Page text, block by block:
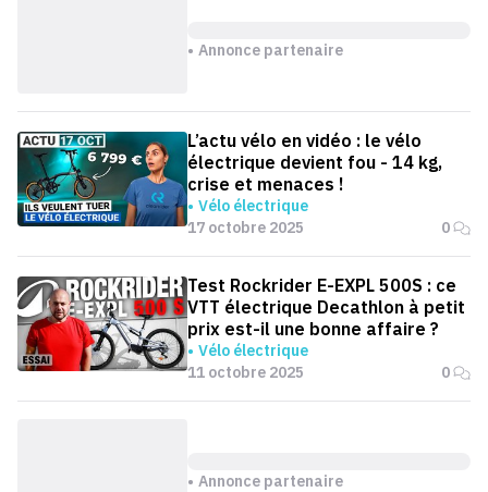
Annonce partenaire
L’actu vélo en vidéo : le vélo
électrique devient fou - 14 kg,
crise et menaces !
Vélo électrique
17 octobre 2025
0
Test Rockrider E-EXPL 500S : ce
VTT électrique Decathlon à petit
prix est-il une bonne affaire ?
Vélo électrique
11 octobre 2025
0
Annonce partenaire